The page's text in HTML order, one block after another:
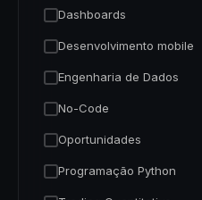
Dashboards
Desenvolvimento mobile
Engenharia de Dados
No-Code
Oportunidades
Programação Python